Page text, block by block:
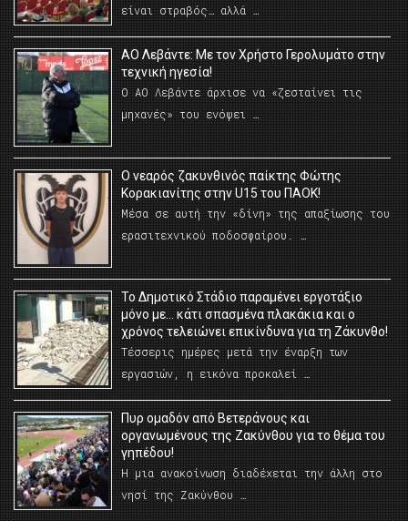
είναι στραβός… αλλά …
ΑΟ Λεβάντε: Με τον Χρήστο Γερολυμάτο στην
τεχνική ηγεσία!
Ο ΑΟ Λεβάντε άρχισε να «ζεσταίνει τις
μηχανές» του ενόψει …
O νεαρός ζακυνθινός παίκτης Φώτης
Κορακιανίτης στην U15 του ΠΑΟΚ!
Μέσα σε αυτή την «δίνη» της απαξίωσης του
ερασιτεχνικού ποδοσφαίρου. …
Το Δημοτικό Στάδιο παραμένει εργοτάξιο
μόνο με… κάτι σπασμένα πλακάκια και ο
χρόνος τελειώνει επικίνδυνα για τη Ζάκυνθο!
Τέσσερις ημέρες μετά την έναρξη των
εργασιών, η εικόνα προκαλεί …
Πυρ ομαδόν από Βετεράνους και
οργανωμένους της Ζακύνθου για το θέμα του
γηπέδου!
Η μια ανακοίνωση διαδέχεται την άλλη στο
νησί της Ζακύνθου …